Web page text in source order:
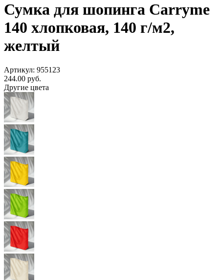
Сумка для шопинга Carryme
140 хлопковая, 140 г/м2,
желтый
Артикул: 955123
244.00 руб.
Другие цвета